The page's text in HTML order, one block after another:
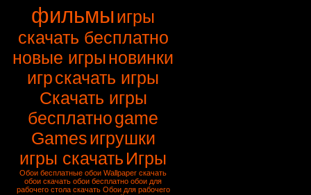
фильмыигры
скачать бесплатно
новые игрыновинки
игрскачать игры
Скачать игры
бесплатноgame
Gamesигрушки
игры скачать Игры
Обои бесплатные обои Wallpaper скачать
обои скачать обои бесплатно обои для
рабочего стола скачать Обои для рабочего